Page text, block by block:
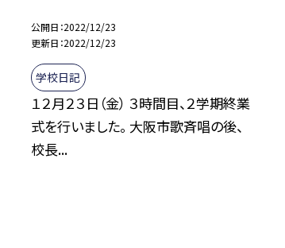
公開日 2022/12/23
更新日 2022/12/23
学校日記
１２月２３日（金） ３時間目、２学期終業
式を行いました。 大阪市歌斉唱の後、
校長...